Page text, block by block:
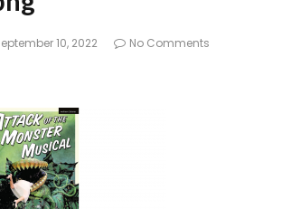
10, 2022
No Comments